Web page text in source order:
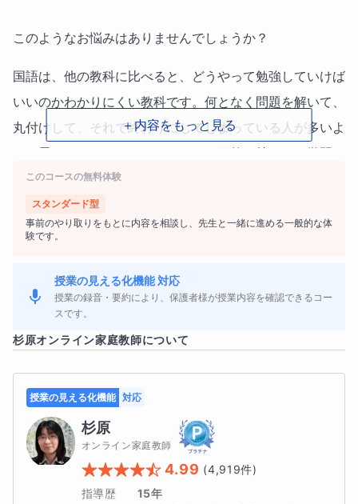
このようなお悩みはありませんでしょうか？
国語は、他の教科に比べると、どうやって勉強していけば
いいのかわかりにくい教科です。何となく問題を解いて、
丸付けして、それで終わりにしてしまっている人が多いよ
うに思います。ですが、このような目的を持たない学習で
は、効果が上がりにくいです。
ながら学習することが大切です。
対比の構造になっている！」「具体と抽象を意識して読も
う！」など、意識して取り組むことで、次に似たような構
復習の際にも、「原因理由の設問をまた間違った！原因理
由の設問のアプローチ法を確認しよう」など、どのような
パターンの問題が苦手なのか分析しながら取り組むことが
＋内容をもっと見る
このコースの無料体験
スタンダード型
事前のやり取りをもとに内容を相談し、先生と一緒に進める一般的な体
験です。
授業の見える化機能 対応
授業の録音・要約により、保護者様が授業内容を確認できるコー
スです。
杉原オンライン家庭教師について
授業の見える化機能 対応
杉原
オンライン家庭教師
4.99 (4,919件)
指導歴
15年